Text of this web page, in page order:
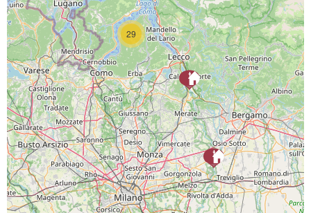
29
SCARICA L'APP